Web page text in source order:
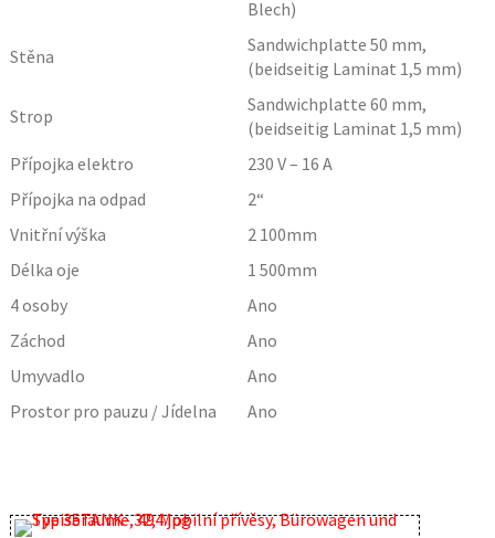
Blech)
Stěna
Sandwichplatte 50 mm,
(beidseitig Laminat 1,5 mm)
Strop
Sandwichplatte 60 mm,
(beidseitig Laminat 1,5 mm)
Přípojka elektro
230 V – 16 A
Přípojka na odpad
2“
Vnitřní výška
2 100mm
Délka oje
1 500mm
4 osoby
Ano
Záchod
Ano
Umyvadlo
Ano
Prostor pro pauzu / Jídelna
Ano